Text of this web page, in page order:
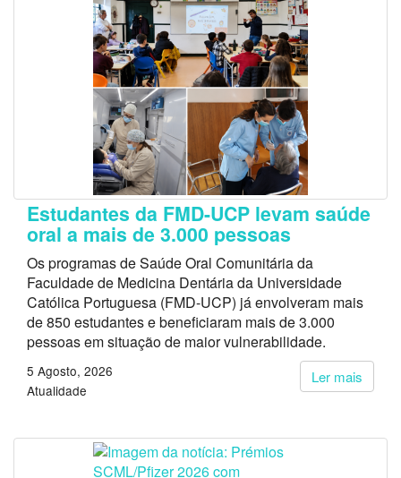
Estudantes da FMD-UCP levam saúde
oral a mais de 3.000 pessoas
Os programas de Saúde Oral Comunitária da
Faculdade de Medicina Dentária da Universidade
Católica Portuguesa (FMD-UCP) já envolveram mais
de 850 estudantes e beneficiaram mais de 3.000
pessoas em situação de maior vulnerabilidade.
Ler mais
5 Agosto, 2026
Atualidade